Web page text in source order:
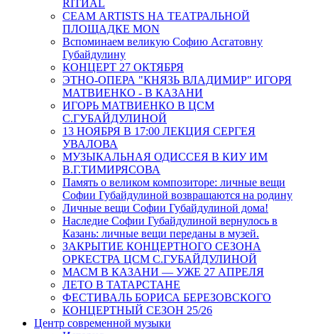
RITИAL
СЕАМ ARTISTS НА ТЕАТРАЛЬНОЙ
ПЛОЩАДКЕ MON
Вспоминаем великую Софию Асгатовну
Губайдулину
КОНЦЕРТ 27 ОКТЯБРЯ
ЭТНО-ОПЕРА "КНЯЗЬ ВЛАДИМИР" ИГОРЯ
МАТВИЕНКО - В КАЗАНИ
ИГОРЬ МАТВИЕНКО В ЦСМ
С.ГУБАЙДУЛИНОЙ
13 НОЯБРЯ В 17:00 ЛЕКЦИЯ СЕРГЕЯ
УВАЛОВА
МУЗЫКАЛЬНАЯ ОДИССЕЯ В КИУ ИМ
В.Г.ТИМИРЯСОВА
Память о великом композиторе: личные вещи
Софии Губайдулиной возвращаются на родину
Личные вещи Софии Губайдулиной дома!
Наследие Софии Губайдулиной вернулось в
Казань: личные вещи переданы в музей.
ЗАКРЫТИЕ КОНЦЕРТНОГО СЕЗОНА
ОРКЕСТРА ЦСМ С.ГУБАЙДУЛИНОЙ
МАСМ В КАЗАНИ — УЖЕ 27 АПРЕЛЯ
ЛЕТО В ТАТАРСТАНЕ
ФЕСТИВАЛЬ БОРИСА БЕРЕЗОВСКОГО
КОНЦЕРТНЫЙ СЕЗОН 25/26
Центр современной музыки